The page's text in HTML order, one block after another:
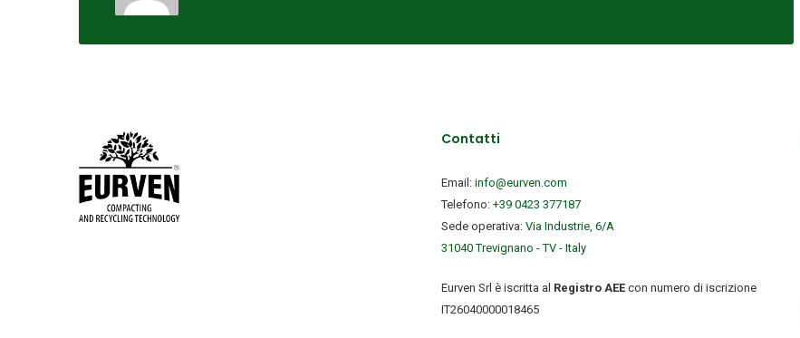
Contatti
Email: info@eurven.com
Telefono: +39 0423 377187
Sede operativa: Via Industrie, 6/A
31040 Trevignano - TV - Italy
Eurven Srl è iscritta al Registro AEEcon numero di iscrizione
IT26040000018465